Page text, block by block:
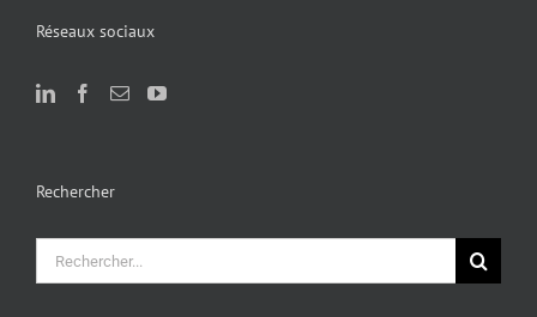
Réseaux sociaux
Rechercher
Rechercher: